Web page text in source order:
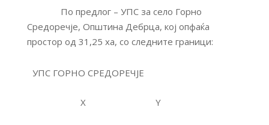
По предлог – УПС за село Горно
Средоречје, Општина Дебрца, кој опфаќа
простор од 31,25 ха, со следните граници:
УПС ГОРНО СРЕДОРЕЧЈЕ
X Y